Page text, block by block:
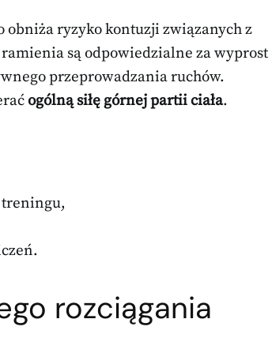
obniża ryzyko kontuzji związanych z
są odpowiedzialne za wyprost
przeprowadzania ruchów.
ogólną siłę górnej partii ciała.
rozciągania